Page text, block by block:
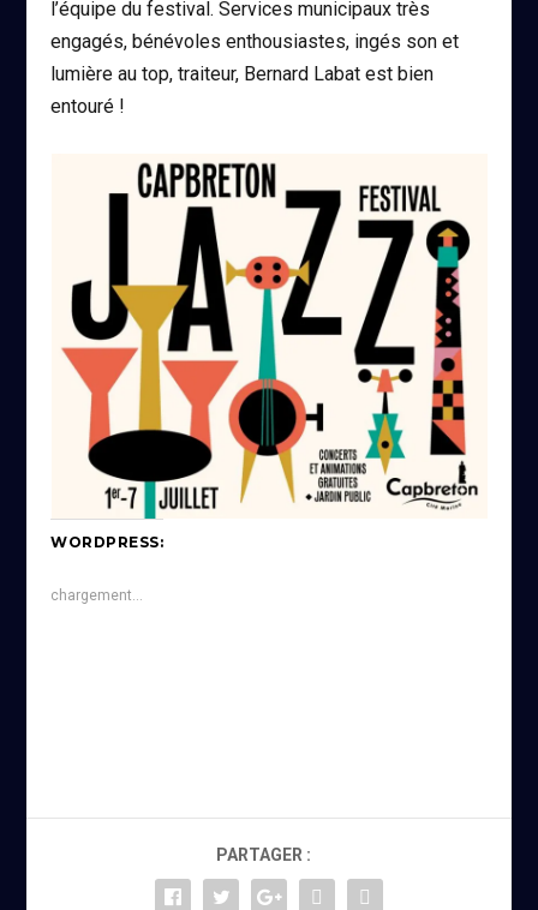
l’équipe du festival. Services municipaux très
engagés, bénévoles enthousiastes, ingés son et
lumière au top, traiteur, Bernard Labat est bien
entouré !
WORDPRESS:
chargement…
PARTAGER :